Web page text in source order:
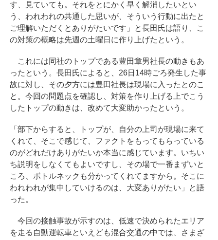
す、見ていても。それをとにかく早く解消したいとい
う、われわれの共通した思いが、そういう行動に出たと
ご理解いただくとありがたいです」と長田氏は語り、こ
の対策の概略は先週の土曜日に作り上げたという。
これには同社のトップである豊田章男社長の動きもあ
ったという。長田氏によると、26日14時ごろ発生した事
故に対し、その夕方には豊田社長は現場に入ったとのこ
と。今回の問題点を確認し、対策を作り上げる上でこう
したトップの動きは、改めて大変助かったという。
「部下からすると、トップが、自分の上司が現場に来て
くれて、そこで感じて、ファクトをもってもらっている
のがどれだけありがたいか本当に感じています。いちい
ち説明をしなくてもよいですし、その場で一番まずいと
ころ、ボトルネックも分かってくれてますから。そこに
われわれが集中していけるのは、大変ありがたい」と語
った。
今回の接触事故が示すのは、低速で決められたエリア
を走る自動運転車といえども混合交通の中では、さまざ